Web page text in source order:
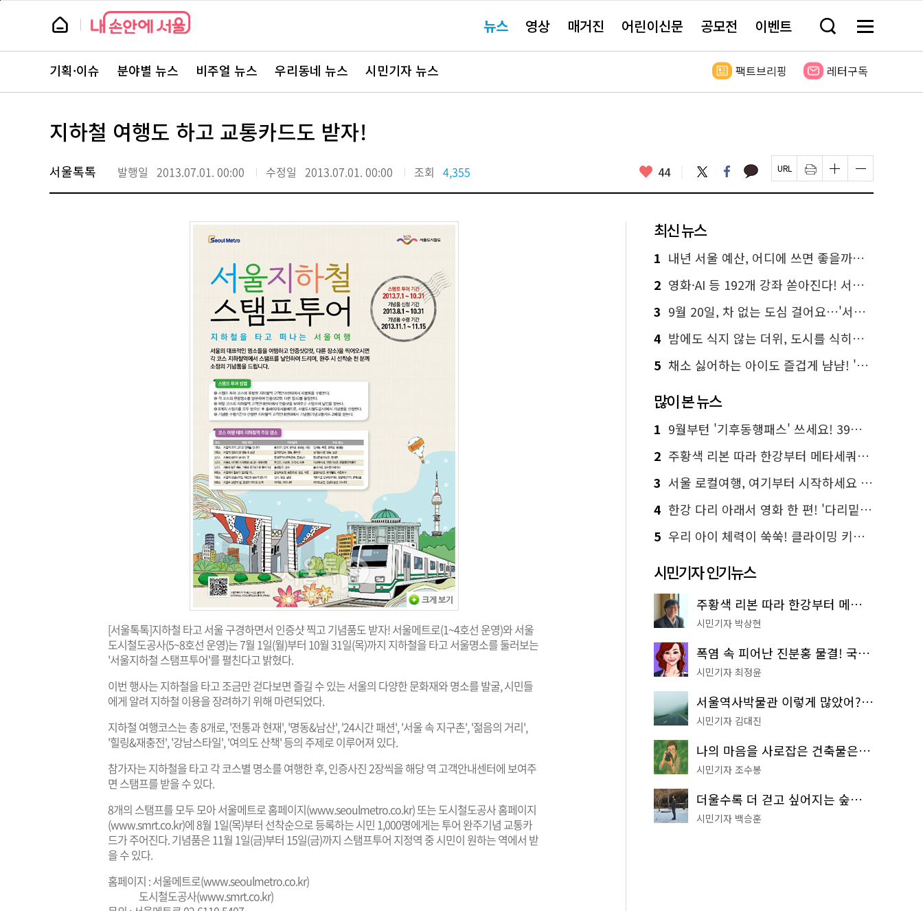
본
뉴
스 요뉴스 영상 매거진 어린이신문 공모전 이벤트 검
창
기
메
전
보
뉴
스
주
서
바
로
기획·이슈 분야별 뉴스 비주얼 뉴스 우리동네 뉴스 시민기자 뉴스 팩트브리핑 레터구독
지하철 여행도 하고 교통카드도 받자!
서울톡톡 발행일 2013.07.01. 00:00 수정일 2013.07.01. 00:00 조회 4,355 좋
요
44 트
위
터
페
이
스
카
카 페
이
지
인
쇄
하
글
자
크
하
기
글
자
크
하
[서울톡톡]지하철 타고 서울 구경하면서 인증샷 찍고 기념품도 받자! 서울메트로(1~4호선 운영)와 서울
도시철도공사(5~8호선 운영)는 7월 1일(월)부터 10월 31일(목)까지 지하철을 타고 서울명소를 둘러보는
'서울지하철 스탬프투어'를 펼친다고 밝혔다.
이번 행사는 지하철을 타고 조금만 걷다보면 즐길 수 있는 서울의 다양한 문화재와 명소를 발굴, 시민들
에게 알려 지하철 이용을 장려하기 위해 마련되었다.
지하철 여행코스는 총 8개로, '전통과 현재', '명동&남산', '24시간 패션', '서울 속 지구촌', '젊음의 거리',
'힐링&재충전', '강남스타일', '여의도 산책' 등의 주제로 이루어져 있다.
참가자는 지하철을 타고 각 코스별 명소를 여행한 후, 인증사진 2장씩을 해당 역 고객안내센터에 보여주
면 스탬프를 받을 수 있다.
8개의 스탬프를 모두 모아 서울메트로 홈페이지(www.seoulmetro.co.kr) 또는 도시철도공사 홈페이지
(www.smrt.co.kr)에 8월 1일(목)부터 선착순으로 등록하는 시민 1,000명에게는 투어 완주기념 교통카
드가 주어진다. 기념품은 11월 1일(금)부터 15일(금)까지 스탬프투어 지정역 중 시민이 원하는 역에서 받
을 수 있다.
홈페이지 : 서울메트로(www.seoulmetro.co.kr)
도시철도공사(www.smrt.co.kr)
최신 뉴스
1 내년 서울 예산, 어디에 쓰면 좋을까요? 온라인 투표
2 영화·AI 등 192개 강좌 쏟아진다! 서울시민대학 선착순 신청
3 9월 20일, 차 없는 도심 걸어요…'서울 걷자 페스티벌' 선착순 5천명
4 밤에도 식지 않는 더위, 도시를 식히는 시원한 해법은?
5 채소 싫어하는 아이도 즐겁게 냠냠! '찾아가는 서울시 식생활 교육' 현장
많이 본 뉴스
1 9월부턴 '기후동행패스' 쓰세요! 39세까지 청년 혜택
2 주황색 리본 따라 한강부터 메타세쿼이아 숲길까지…서울둘레길 15코스
3 서울 로컬여행, 여기부터 시작하세요 '서울에디션25'
4 한강 다리 아래서 영화 한 편! '다리밑 영화관' 무료 상영
5 우리 아이 체력이 쑥쑥! 클라이밍 키즈카페·어린이 체력장
시민기자 인기뉴스
주황색 리본 따라 한강부터 메타세쿼이아 숲길까지…서울둘레길 15코스
시민기자 박상현
폭염 속 피어난 진분홍 물결! 국립중앙박물관 배롱나무 명소
시민기자 최정윤
서울역사박물관 이렇게 많았어? 주말마다 한 곳씩 떠나는 역사 산책
시민기자 김대진
나의 마음을 사로잡은 건축물은? '서울시 건축상' 수상작 공개!
시민기자 조수봉
더울수록 더 걷고 싶어지는 숲길! 서울둘레길 '아차산 코스'
시민기자 백승훈
페